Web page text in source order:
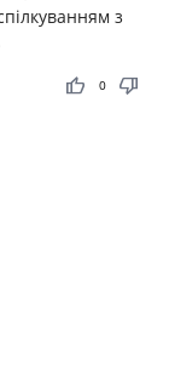
з
thumb_up thumb_down
0